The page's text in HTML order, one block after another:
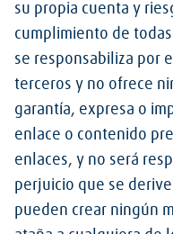
su propia cuenta y
cumplimiento de
se responsabiliza por
terceros y no ofrece
garantía, expresa o
enlace o contenido
enlaces, y no será
perjuicio que se
pueden crear ningún